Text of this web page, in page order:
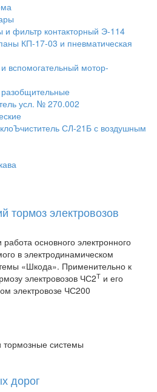
и фильтр контакторный Э-114
КП-17-03 и пневматическая
вспомогательный мотор-
усл. № 270.002
СЛ-21Б с воздушным
тормоз электровозов
основного электронного
в электродинамическом
«Шкода». Применительно к
электровозов ЧС2Т и его
электровозе ЧС200
тормозные системы
дорог